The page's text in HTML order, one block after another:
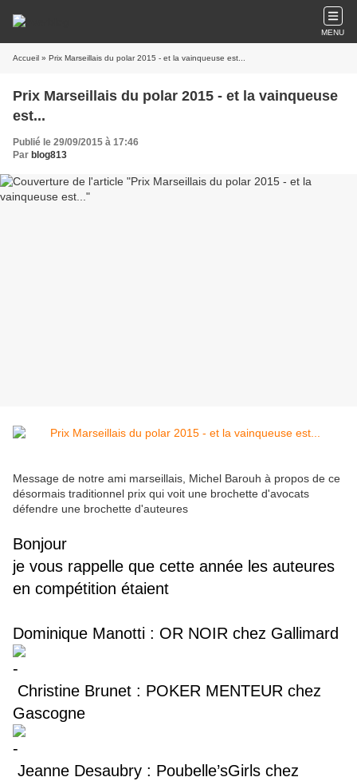
MENU
Accueil » Prix Marseillais du polar 2015 - et la vainqueuse est...
Prix Marseillais du polar 2015 - et la vainqueuse
est...
Publié le 29/09/2015 à 17:46
Par blog813
Message de notre ami marseillais, Michel Barouh à propos de ce
désormais traditionnel prix qui voit une brochette d'avocats
défendre une brochette d'auteures
Bonjour
je vous rappelle que cette année les auteures
en compétition étaient
Dominique Manotti : OR NOIR chez Gallimard
Christine Brunet : POKER MENTEUR chez
Gascogne
Jeanne Desaubry : Poubelle’sGirls chez